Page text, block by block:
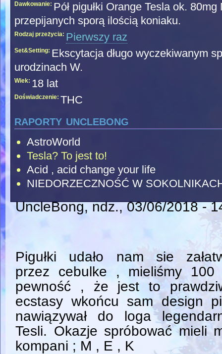
Dawkowanie: Pół pigułki Orange Tesla ok.
przepijanych sporą ilością koniaku.
Rodzaj przeżycia: Pierwszy raz
Set&Setting: Ekscytacja długo wyczekiwanym
urodzinach W.
Wiek: 18 lat
Doświadczenie: THC
raporty unclebong
AstroWorld
Tesla? To jest to!
Acid , acid change your life
NIEDORZECZNOŚĆ W
UncleBong, ndz., 03/06/2018 -
Pigułki udało nam sie
przez cebulke , mieliśmy 100
pewność , że jest to
ecstasy wkońcu sam design
nawiązywał do loga
Tesli. Okazje spróbować mieli
kompani ; M , E , K